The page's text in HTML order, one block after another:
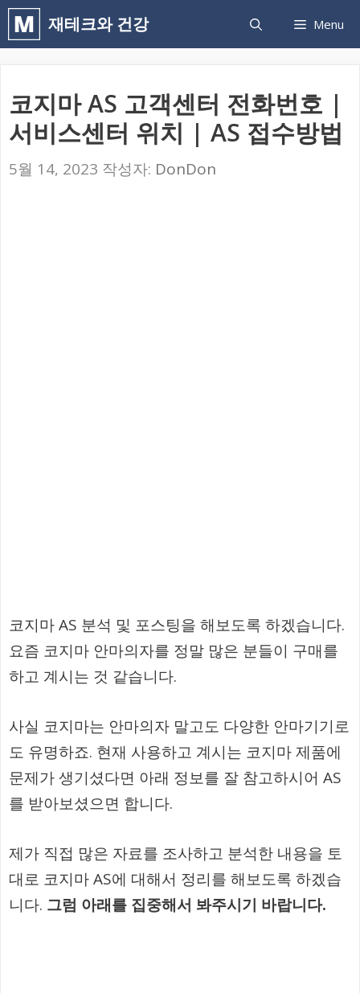
컨
텐
건
너
뛰
재테크와 건강 Menu
코지마 AS 고객센터 전화번호 |
서비스센터 위치 | AS 접수방법
5월 14, 2023 작성자: DonDon
코지마 AS 분석 및 포스팅을 해보도록 하겠습니다.
요즘 코지마 안마의자를 정말 많은 분들이 구매를
하고 계시는 것 같습니다.
사실 코지마는 안마의자 말고도 다양한 안마기기로
도 유명하죠. 현재 사용하고 계시는 코지마 제품에
문제가 생기셨다면 아래 정보를 잘 참고하시어 AS
를 받아보셨으면 합니다.
제가 직접 많은 자료를 조사하고 분석한 내용을 토
대로 코지마 AS에 대해서 정리를 해보도록 하겠습
니다. 그럼 아래를 집중해서 봐주시기 바랍니다.